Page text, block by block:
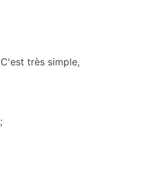
très simple,